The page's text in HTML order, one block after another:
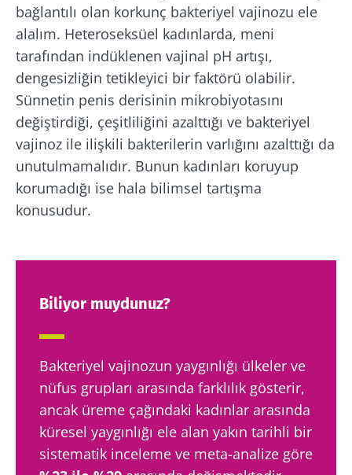
bağlantılı olan korkunç bakteriyel vajinozu ele
alalım. Heteroseksüel kadınlarda, meni
tarafından indüklenen vajinal pH artışı,
dengesizliğin tetikleyici bir faktörü olabilir.
Sünnetin penis derisinin mikrobiyotasını
değiştirdiği, çeşitliliğini azalttığı ve bakteriyel
vajinoz ile ilişkili bakterilerin varlığını azalttığı da
unutulmamalıdır. Bunun kadınları koruyup
korumadığı ise hala bilimsel tartışma
konusudur.
Biliyor muydunuz?
Bakteriyel vajinozun yaygınlığı ülkeler ve
nüfus grupları arasında farklılık gösterir,
ancak üreme çağındaki kadınlar arasında
küresel yaygınlığı ele alan yakın tarihli bir
sistematik inceleme ve meta-analize göre
Güncel kalın
Mikrobiyota topluluğuna katılın ve
mikrobiyota hakkında en son haberler ile
mikrobiyota hakkında en son haberler ile
güncel kalmak için ayda bir "The Essential" ı
alın.
Biocodex'ten haberler almak için abone